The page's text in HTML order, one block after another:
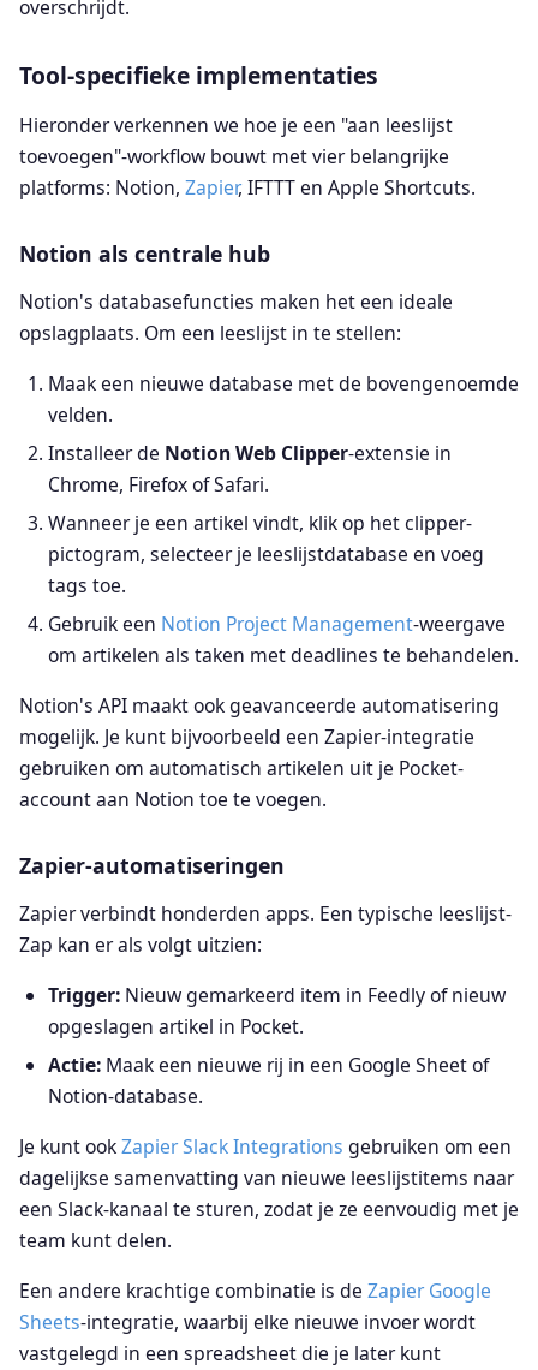
overschrijdt.
Tool-specifieke implementaties
Hieronder verkennen we hoe je een "aan leeslijst
toevoegen"-workflow bouwt met vier belangrijke
platforms: Notion, Zapier, IFTTT en Apple Shortcuts.
Notion als centrale hub
Notion's databasefuncties maken het een ideale
opslagplaats. Om een leeslijst in te stellen:
Maak een nieuwe database met de bovengenoemde
velden.
Installeer de Notion Web Clipper-extensie in
Chrome, Firefox of Safari.
Wanneer je een artikel vindt, klik op het clipper-
pictogram, selecteer je leeslijstdatabase en voeg
tags toe.
Gebruik een Notion Project Management-weergave
om artikelen als taken met deadlines te behandelen.
Notion's API maakt ook geavanceerde automatisering
mogelijk. Je kunt bijvoorbeeld een Zapier-integratie
gebruiken om automatisch artikelen uit je Pocket-
account aan Notion toe te voegen.
Zapier-automatiseringen
Zapier verbindt honderden apps. Een typische leeslijst-
Zap kan er als volgt uitzien:
Trigger: Nieuw gemarkeerd item in Feedly of nieuw
opgeslagen artikel in Pocket.
Actie: Maak een nieuwe rij in een Google Sheet of
Notion-database.
Je kunt ookZapier Slack Integrations gebruiken om een
dagelijkse samenvatting van nieuwe leeslijstitems naar
een Slack-kanaal te sturen, zodat je ze eenvoudig met je
team kunt delen.
Een andere krachtige combinatie is de Zapier Google
Sheets-integratie, waarbij elke nieuwe invoer wordt
vastgelegd in een spreadsheet die je later kunt